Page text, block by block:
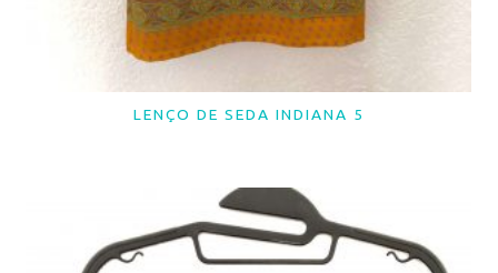
LER MAIS
LENÇO DE SEDA INDIANA 5